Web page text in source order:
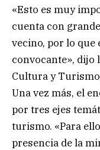
«Esto es muy
cuenta con
vecino, por lo
convocante»,
Cultura y
Una vez más, el
por tres ejes
turismo. «Para
presencia de la